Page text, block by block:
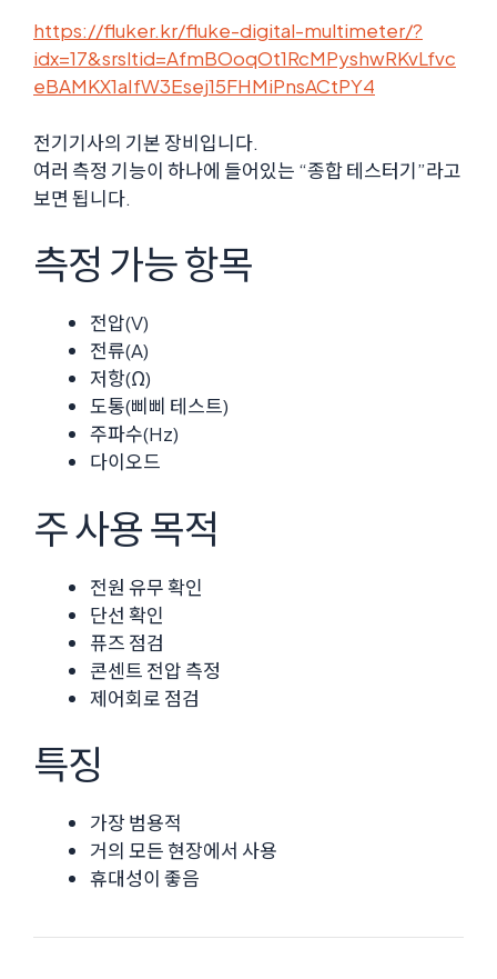
https://fluker.kr/fluke-digital-multimeter/?
idx=17&srsltid=AfmBOoqOt1RcMPyshwRKvLfvc
eBAMKX1aIfW3Esej15FHMiPnsACtPY4
전기기사의 기본 장비입니다.
여러 측정 기능이 하나에 들어있는 “종합 테스터기”라고
보면 됩니다.
측정 가능 항목
전압(V)
전류(A)
저항(Ω)
도통(삐삐 테스트)
주파수(Hz)
다이오드
주 사용 목적
전원 유무 확인
단선 확인
퓨즈 점검
콘센트 전압 측정
제어회로 점검
특징
가장 범용적
거의 모든 현장에서 사용
휴대성이 좋음